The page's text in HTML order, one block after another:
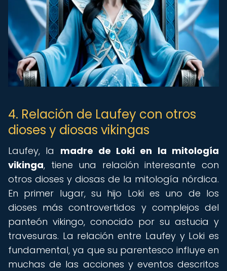
4. Relación de Laufey con otros
dioses y diosas vikingas
Laufey, la madre de Loki en la mitología
vikinga, tiene una relación interesante con
otros dioses y diosas de la mitología nórdica.
En primer lugar, su hijo Loki es uno de los
dioses más controvertidos y complejos del
panteón vikingo, conocido por su astucia y
travesuras. La relación entre Laufey y Loki es
fundamental, ya que su parentesco influye en
muchas de las acciones y eventos descritos